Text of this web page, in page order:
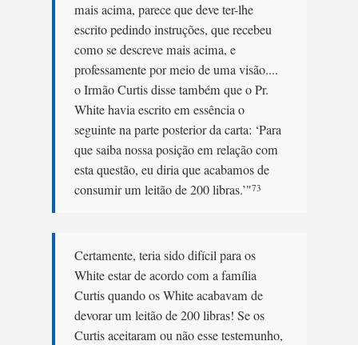
mais acima, parece que deve ter-lhe
escrito pedindo instruções, que recebeu
como se descreve mais acima, e
professamente por meio de uma visão....
o Irmão Curtis disse também que o Pr.
White havia escrito em essência o
seguinte na parte posterior da carta: ‘Para
que saiba nossa posição em relação com
esta questão, eu diria que acabamos de
consumir um leitão de 200 libras.’"73
Certamente, teria sido difícil para os
White estar de acordo com a família
Curtis quando os White acabavam de
devorar um leitão de 200 libras! Se os
Curtis aceitaram ou não esse testemunho,